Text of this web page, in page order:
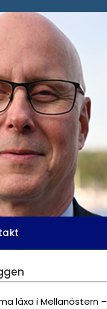
läxa i Mellanöstern –